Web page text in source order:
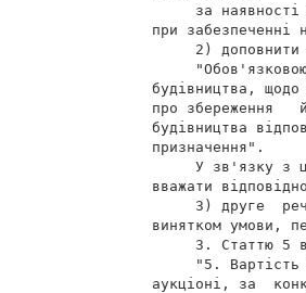
за наявності
при
2) доповнити
будівництва, щодо
про збереження
будівництва
призначення".
У зв'язку з
вважати
3) друге
винятком умови,
3. Статтю 5
"5. Вартість
аукціоні, за